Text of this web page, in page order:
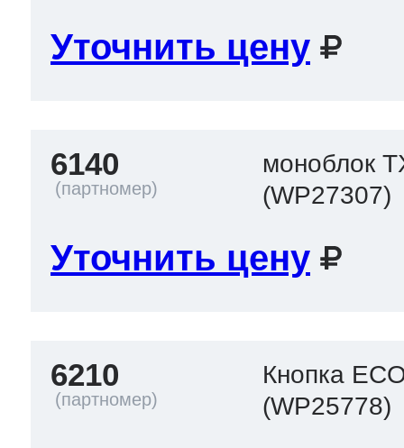
Уточнить цену
6140
моноблок
(WP27307)
Уточнить цену
6210
Кнопка
(WP25778)